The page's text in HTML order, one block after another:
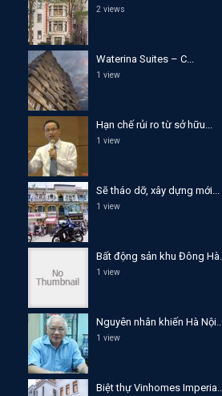
2 views
Waterina Suites – C...
1 view
Hạn chế rủi ro từ sở hữu...
1 view
Sẽ tháo dỡ, xây dựng mới...
1 view
Bất động sản khu Đông Hà...
1 view
Nguyên nhân khiến Hà Nội...
1 view
Biệt thự Vinhomes Imperia...